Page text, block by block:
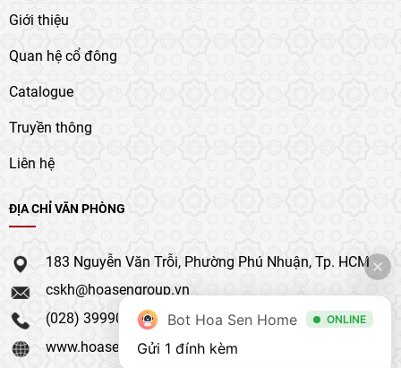
Giới thiệu
Quan hệ cổ đông
Catalogue
Truyền thông
Liên hệ
ĐỊA CHỈ VĂN PHÒNG
183 Nguyễn Văn Trỗi, Phường Phú Nhuận, Tp. HCM
cskh@hoasengroup.vn
(028) 39990 111
www.hoasengroup.vn
Bot Hoa Sen Home ONLINE
Gửi 1 đính kèm